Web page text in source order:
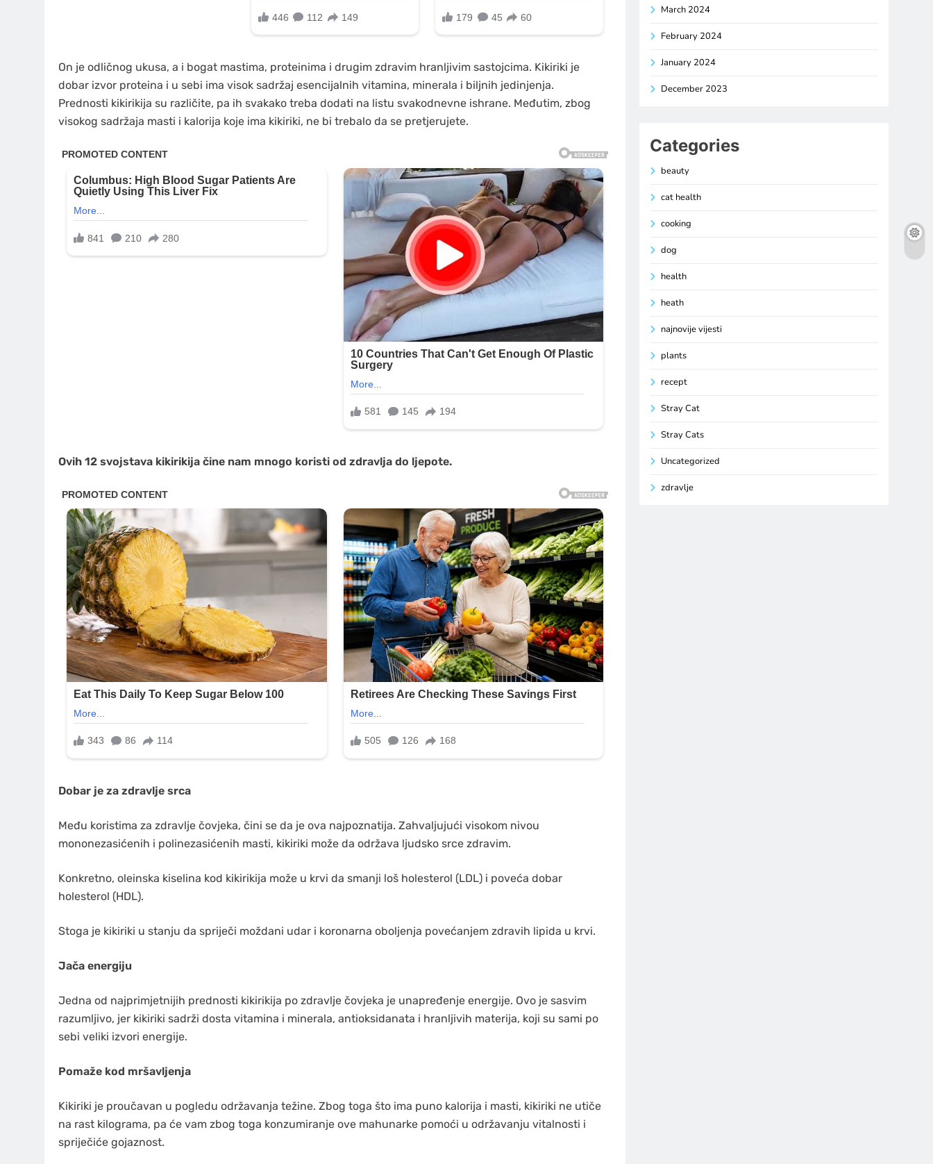
On je odličnog ukusa, a i bogat mastima, proteinima i drugim zdravim hranljivim sastojcima. Kikiriki je
dobar izvor proteina i u sebi ima visok sadržaj esencijalnih vitamina, minerala i biljnih jedinjenja.
Prednosti kikirikija su različite, pa ih svakako treba dodati na listu svakodnevne ishrane. Međutim, zbog
visokog sadržaja masti i kalorija koje ima kikiriki, ne bi trebalo da se pretjerujete.
Ovih 12 svojstava kikirikija čine nam mnogo koristi od zdravlja do ljepote.
Dobar je za zdravlje srca
Među koristima za zdravlje čovjeka, čini se da je ova najpoznatija. Zahvaljujući visokom nivou
mononezasićenih i polinezasićenih masti, kikiriki može da održava ljudsko srce zdravim.
Konkretno, oleinska kiselina kod kikirikija može u krvi da smanji loš holesterol (LDL) i poveća dobar
holesterol (HDL).
Stoga je kikiriki u stanju da spriječi moždani udar i koronarna oboljenja povećanjem zdravih lipida u krvi.
Jača energiju
Jedna od najprimjetnijih prednosti kikirikija po zdravlje čovjeka je unapređenje energije. Ovo je sasvim
razumljivo, jer kikiriki sadrži dosta vitamina i minerala, antioksidanata i hranljivih materija, koji su sami po
sebi veliki izvori energije.
Pomaže kod mršavljenja
Kikiriki je proučavan u pogledu održavanja težine. Zbog toga što ima puno kalorija i masti, kikiriki ne utiče
na rast kilograma, pa će vam zbog toga konzumiranje ove mahunarke pomoći u održavanju vitalnosti i
spriječiće gojaznost.
March 2024
February 2024
January 2024
December 2023
Categories
beauty
cat health
cooking
dog
health
heath
najnovije vijesti
plants
recept
Stray Cat
Stray Cats
Uncategorized
zdravlje